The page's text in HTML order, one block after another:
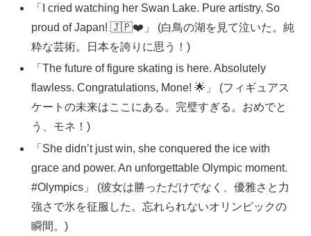
「I cried watching her Swan Lake. Pure artistry. So
proud of Japan! 🇯🇵❤️」 (白鳥の湖を見て泣いた。純
粋な芸術。日本を誇りに思う！)
「The future of figure skating is here. Absolutely
flawless. Congratulations, Mone! 🌟」 (フィギュアス
ケートの未来はここにある。完璧すぎる。おめでと
う、モネ！)
「She didn’t just win, she conquered the ice with
grace and power. An unforgettable Olympic moment.
#Olympics」 (彼女は勝っただけでなく、優雅さと力
強さで氷を征服した。忘れられないオリンピックの
瞬間。)